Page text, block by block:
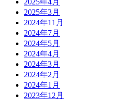
2025年3月
2024年11月
2024年7月
2024年5月
2024年4月
2024年3月
2024年2月
2024年1月
2023年12月